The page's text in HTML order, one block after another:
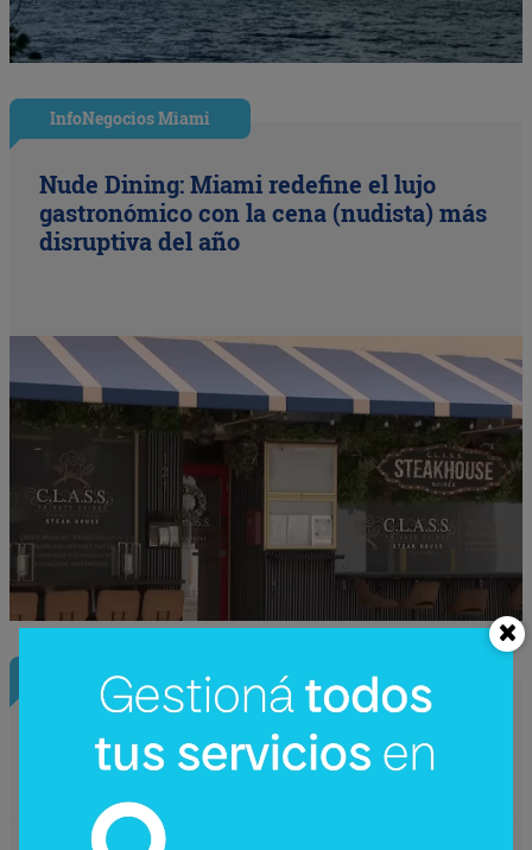
InfoNegocios Miami
Nude Dining: Miami redefine el lujo
gastronómico con la cena (nudista) más
disruptiva del año
InfoNegocios Miami
Starbucks Japón y la cápsula
coleccionable que vale más que el café
(el producto se convierte en ecosistema)